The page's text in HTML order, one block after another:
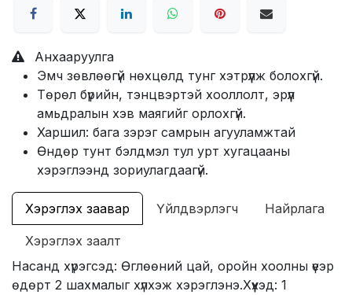
Анхааруулга
Эмч зөвлөөгүй нөхцөлд тунг хэтрүүлж болохгүй.
Төрөл бүрийн, тэнцвэртэй хооллолт, эрүүл
амьдралын хэв маягийг орлохгүй.
Харшил: бага зэрэг самрын агууламжтай
Өндөр тунт бэлдмэл тул урт хугацааны
хэрэглээнд зориулагдаагүй.
Хэрэглэх заавар Үйлдвэрлэгч Найрлага
Хэрэглэх заалт
Насанд хүрэгсэд: Өглөөний цай, оройн хоолны үеэр
өдөрт 2 шахмалыг хүлхэж хэрэглэнэ.Хүүхэд: 1